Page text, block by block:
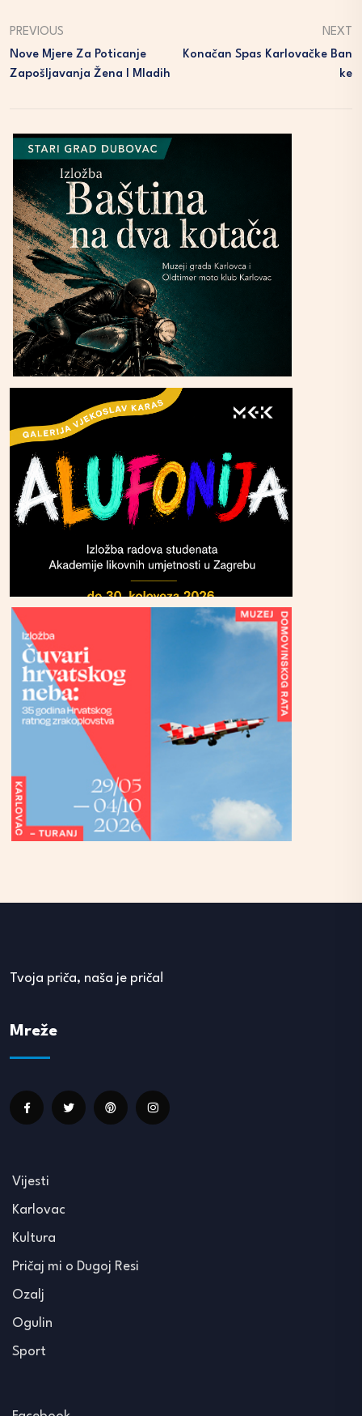
PREVIOUS
Nove Mjere Za Poticanje
Zapošljavanja Žena I Mladih
NEXT
Konačan Spas Karlovačke Ban
Ke
Tvoja priča, naša je priča!
Mreže
Vijesti
Karlovac
Kultura
Pričaj mi o Dugoj Resi
Ozalj
Ogulin
Sport